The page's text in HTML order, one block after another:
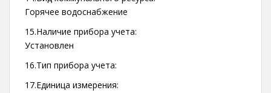
Горячее водоснабжение
15.Наличие прибора учета:
Установлен
16.Тип прибора учета:
17.Единица измерения: